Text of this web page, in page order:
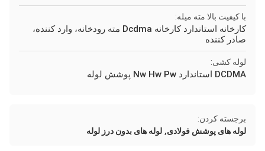
با کیفیت بالا مته میله:
کارخانه استاندارد کارخانه Dcdma مته رودخانه، وارد کننده،
صادر کننده
لوله کشی:
DCDMA استاندارد Nw Hw Pw پوشش لوله
برجسته کردن:
لوله های پوشش فولادی, لوله های بدون درز لوله